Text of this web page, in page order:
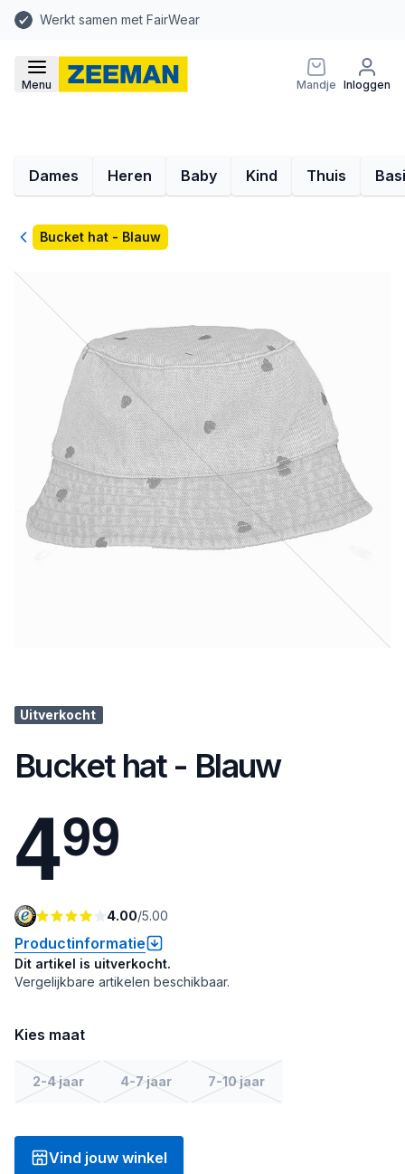
Werkt samen met FairWear
Menu Mandje Inloggen
Dames Heren Baby Kind Thuis
TerugBucket hat - Blauw
Uitverkocht
Bucket hat - Blauw
499
4.00/5.00
Productinformatie
Dit artikel is uitverkocht.
Vergelijkbare artikelen beschikbaar.
Kies maat
2-4 jaar 4-7 jaar 7-10 jaar
Vind jouw winkel